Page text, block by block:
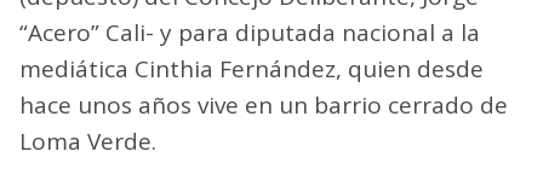
“Acero” Cali- y para diputada nacional a la
mediática Cinthia Fernández, quien desde
hace unos años vive en un barrio cerrado de
Loma Verde.